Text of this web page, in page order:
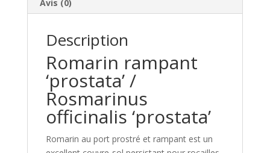
Avis (0)
Description
Romarin rampant
‘prostata’ /
Rosmarinus
officinalis ‘prostata’
Romarin au port prostré et rampant est un